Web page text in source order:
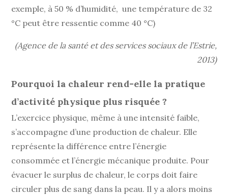
exemple, à 50 % d’humidité, une température de 32
°C peut être ressentie comme 40 °C)
(Agence de la santé et des services sociaux de l’Estrie,
2013)
Pourquoi la chaleur rend-elle la pratique
d’activité physique plus risquée ?
L’exercice physique, même à une intensité faible,
s’accompagne d’une production de chaleur. Elle
représente la différence entre l’énergie
consommée et l’énergie mécanique produite. Pour
évacuer le surplus de chaleur, le corps doit faire
circuler plus de sang dans la peau. Il y a alors moins